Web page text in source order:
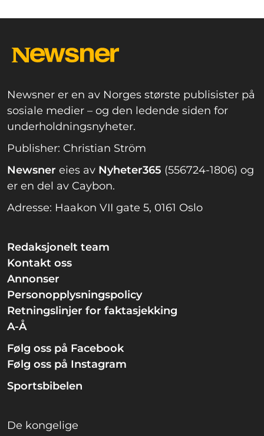
Newsner er en av Norges største publisister på
sosiale medier – og den ledende siden for
underholdningsnyheter.
Publisher: Christian Ström
Newsner eies av Nyheter365 (556724-1806) og
er en del av Caybon.
Adresse: Haakon VII gate 5, 0161 Oslo
Redaksjonelt team
Kontakt oss
Annonser
Personopplysningspolicy
Retningslinjer for faktasjekking
A-Å
Følg oss på Facebook
Følg oss på Instagram
Sportsbibelen
De kongelige